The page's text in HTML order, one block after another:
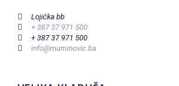
Lojićka bb
+ 387 37 971 500
+ 387 37 971 500
info@muminovic.ba